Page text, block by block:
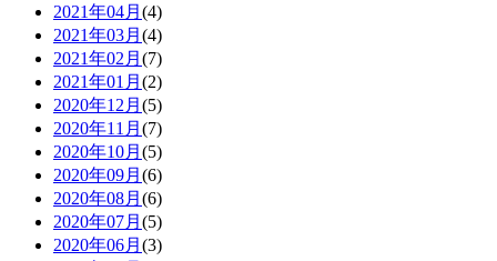
2021年04月 (4)
2021年03月 (4)
2021年02月 (7)
2021年01月 (2)
2020年12月 (5)
2020年11月 (7)
2020年10月 (5)
2020年09月 (6)
2020年08月 (6)
2020年07月 (5)
2020年06月 (3)